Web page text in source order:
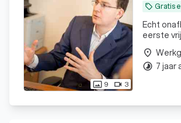
photo_size_select_actual 9 videocam 3
local_offer Gratis
Echt
eerste
place
timelapse 7 jaar